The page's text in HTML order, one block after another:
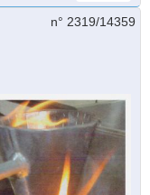
n° 2319/14359